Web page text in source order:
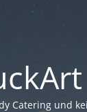
Catering und